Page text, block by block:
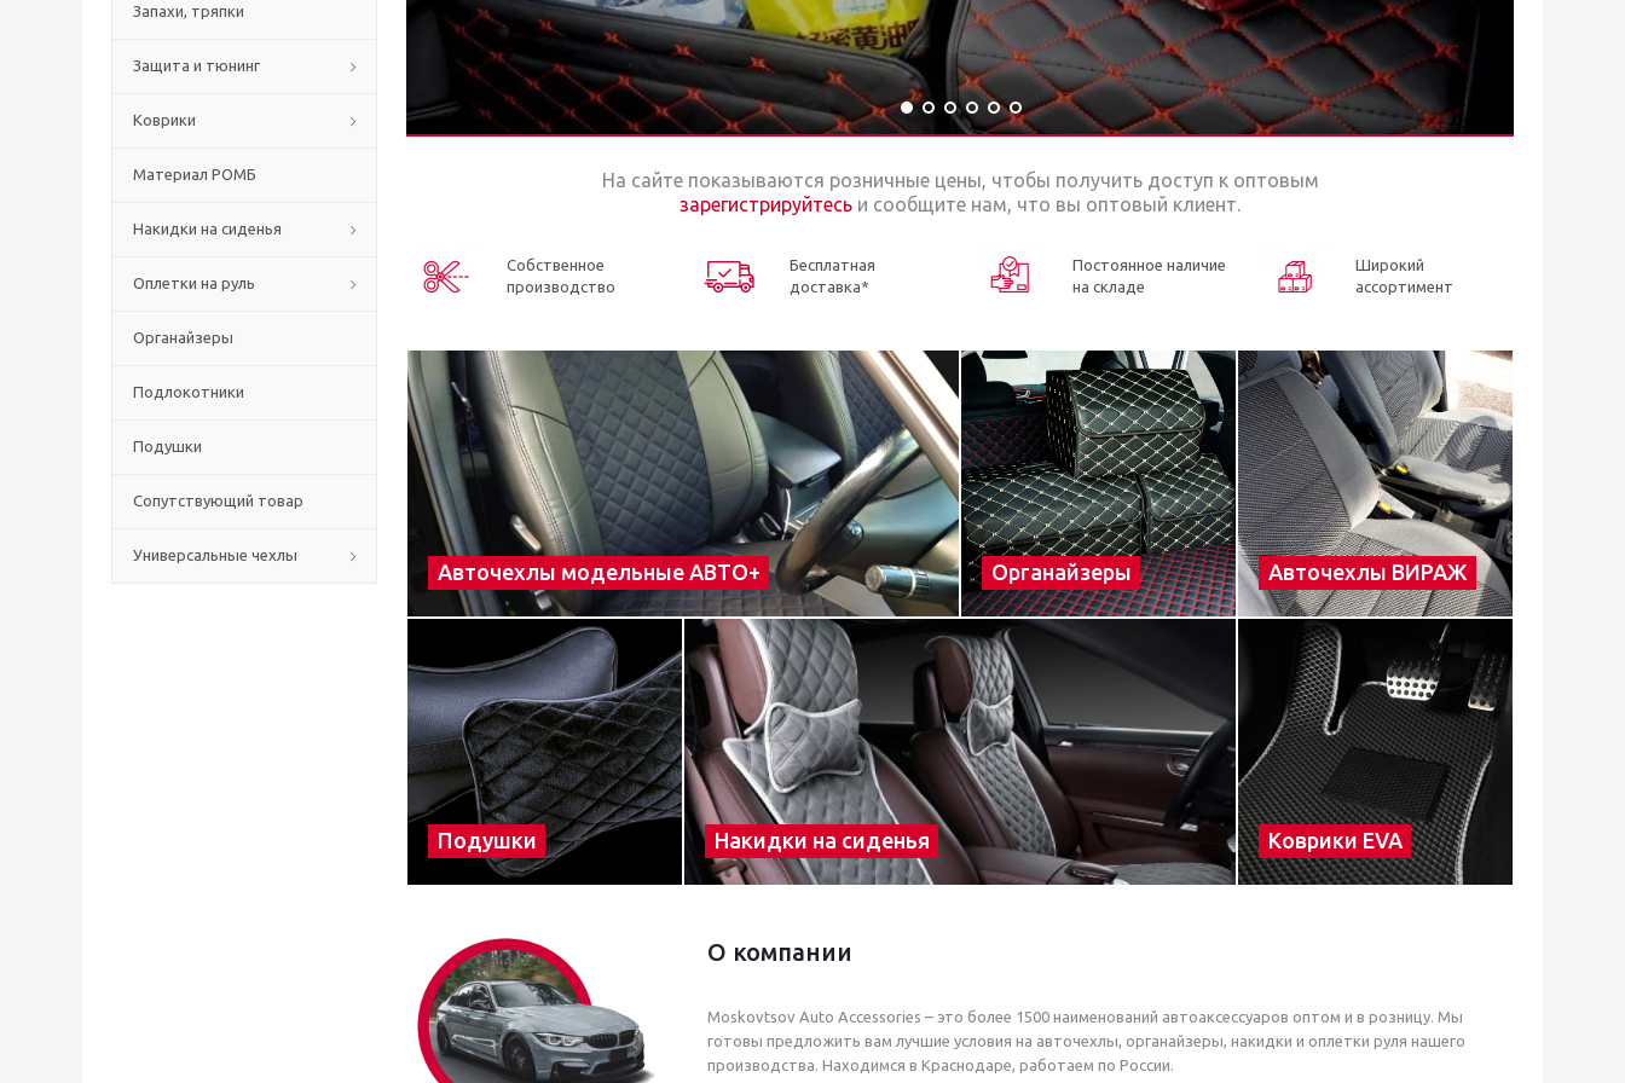
Запахи, тряпки
Защита и тюнинг
Коврики
Материал РОМБ
Накидки на сиденья
Оплетки на руль
Органайзеры
Подлокотники
Подушки
Сопутствующий товар
Универсальные чехлы
На сайте показываются розничные цены, чтобы получить доступ к оптовым
зарегистрируйтесь и сообщите нам, что вы оптовый клиент.
Собственное
производство
Бесплатная
доставка*
Постоянное наличие
на cкладе
Широкий
ассортимент
Авточехлы модельные АВТО+ Органайзеры Авточехлы ВИРАЖ
Подушки Накидки на сиденья Коврики EVA
О компании
Moskovtsov Auto Accessories – это более 1500 наименований автоаксессуаров оптом и в розницу. Мы
готовы предложить вам лучшие условия на авточехлы, органайзеры, накидки и оплетки руля нашего
производства. Находимся в Краснодаре, работаем по России.